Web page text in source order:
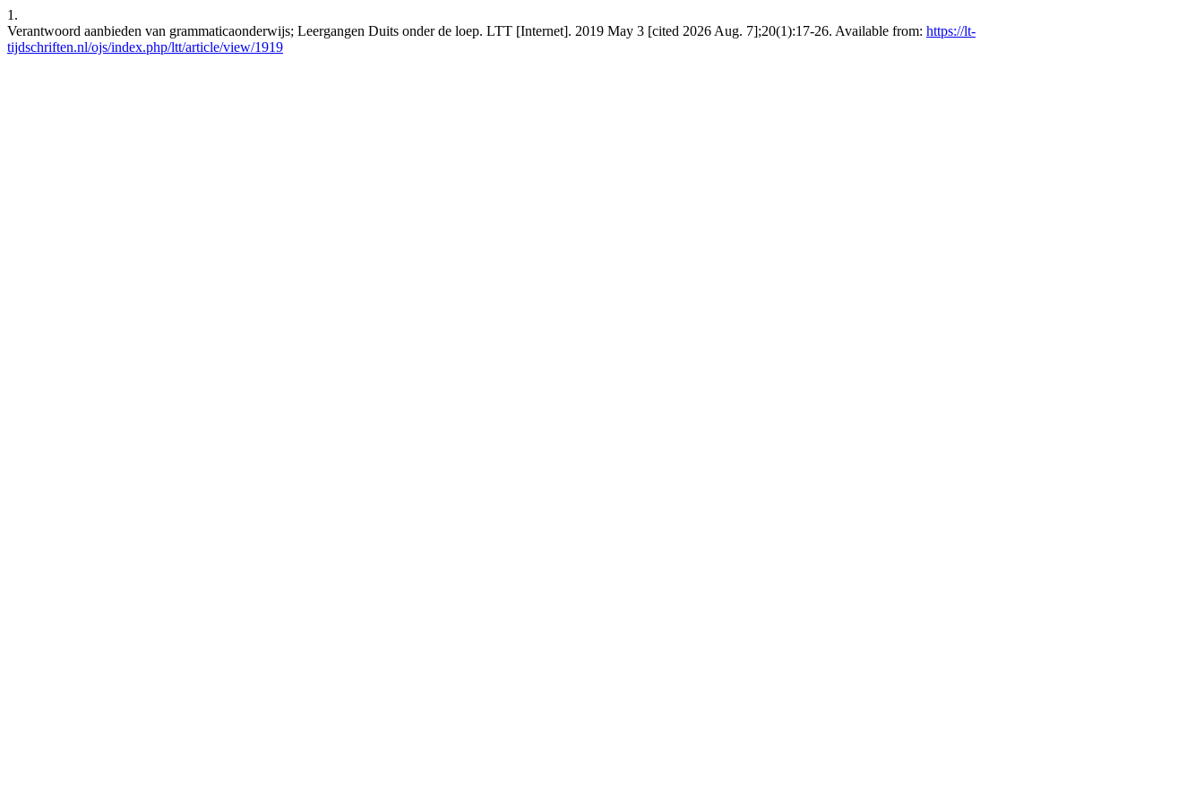
1.
Verantwoord aanbieden van grammaticaonderwijs; Leergangen Duits onder de loep. LTT [Internet]. 2019 May 3 [cited 2026 Aug. 7];20(1):17-26. Available from: https://lt-
tijdschriften.nl/ojs/index.php/ltt/article/view/1919